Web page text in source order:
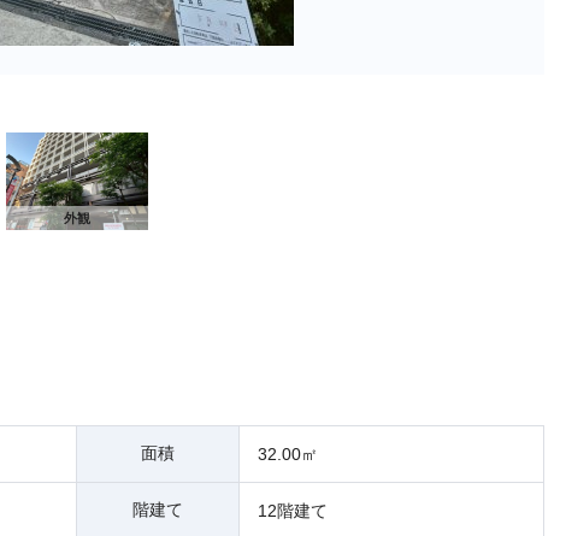
外観
面積 32.00㎡
階建て 12階建て